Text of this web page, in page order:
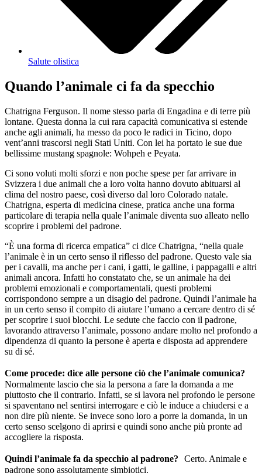
Salute olistica
Quando l’animale ci fa da specchio
Chatrigna Ferguson. Il nome stesso parla di Engadina e di terre più
lontane. Questa donna la cui rara capacità comunicativa si estende
anche agli animali, ha messo da poco le radici in Ticino, dopo
vent’anni trascorsi negli Stati Uniti. Con lei ha portato le sue due
bellissime mustang spagnole: Wohpeh e Peyata.
Ci sono voluti molti sforzi e non poche spese per far arrivare in
Svizzera i due animali che a loro volta hanno dovuto abituarsi al
clima del nostro paese, così diverso dal loro Colorado natale.
Chatrigna, esperta di medicina cinese, pratica anche una forma
particolare di terapia nella quale l’animale diventa suo alleato nello
scoprire i problemi del padrone.
“È una forma di ricerca empatica” ci dice Chatrigna, “nella quale
l’animale è in un certo senso il riflesso del padrone. Questo vale sia
per i cavalli, ma anche per i cani, i gatti, le galline, i pappagalli e altri
animali ancora. Infatti ho constatato che, se un animale ha dei
problemi emozionali e comportamentali, questi problemi
corrispondono sempre a un disagio del padrone. Quindi l’animale ha
in un certo senso il compito di aiutare l’umano a cercare dentro di sé
per scoprire i suoi blocchi. Le sedute che faccio con il padrone,
lavorando attraverso l’animale, possono andare molto nel profondo a
dipendenza di quanto la persone è aperta e disposta ad apprendere
su di sé.
Come procede: dice alle persone ciò che l’animale comunica?
Normalmente lascio che sia la persona a fare la domanda a me
piuttosto che il contrario. Infatti, se si lavora nel profondo le persone
si spaventano nel sentirsi interrogare e ciò le induce a chiudersi e a
non dire più niente. Se invece sono loro a porre la domanda, in un
certo senso scelgono di aprirsi e quindi sono anche più pronte ad
accogliere la risposta.
Quindi l’animale fa da specchio al padrone? Certo. Animale e
padrone sono assolutamente simbiotici.